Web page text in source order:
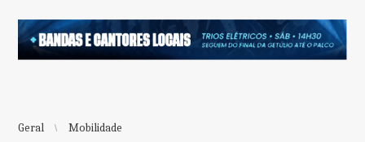
Geral Mobilidade